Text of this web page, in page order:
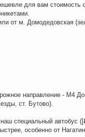
для вам стоимость
от м. Домодедовская
направление - М4
ст. Бутово).
специальный автобус ([
особенно от